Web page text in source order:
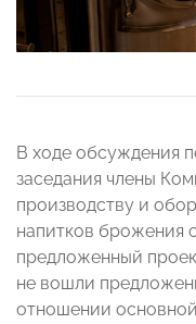
В ходе обсуждения
заседания члены
производству и
напитков брожения
предложенный
не вошли
отношении